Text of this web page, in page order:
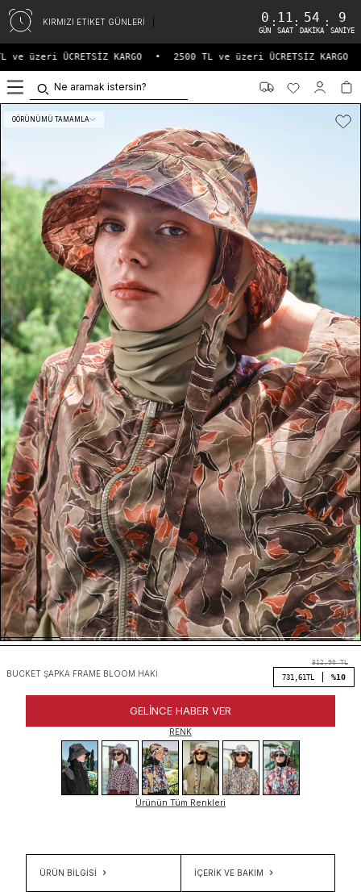
KIRMIZI ETİKET GÜNLERİ 0
GÜN
: 11
SAAT
: 54
DAKIKA
: 9
SANIYE
ve üzeri ÜCRETSİZ KARGO 2500 TL ve üzeri ÜCRETSİZ KARGO
GÖRÜNÜMÜ TAMAMLA
BUCKET ŞAPKA FRAME BLOOM HAKI
812,90TL
731,61 TL %10
GELINCE HABER VER
RENK
Ürünün Tüm Renkleri
ÜRÜN BİLGİSİ İÇERIK VE BAKIM